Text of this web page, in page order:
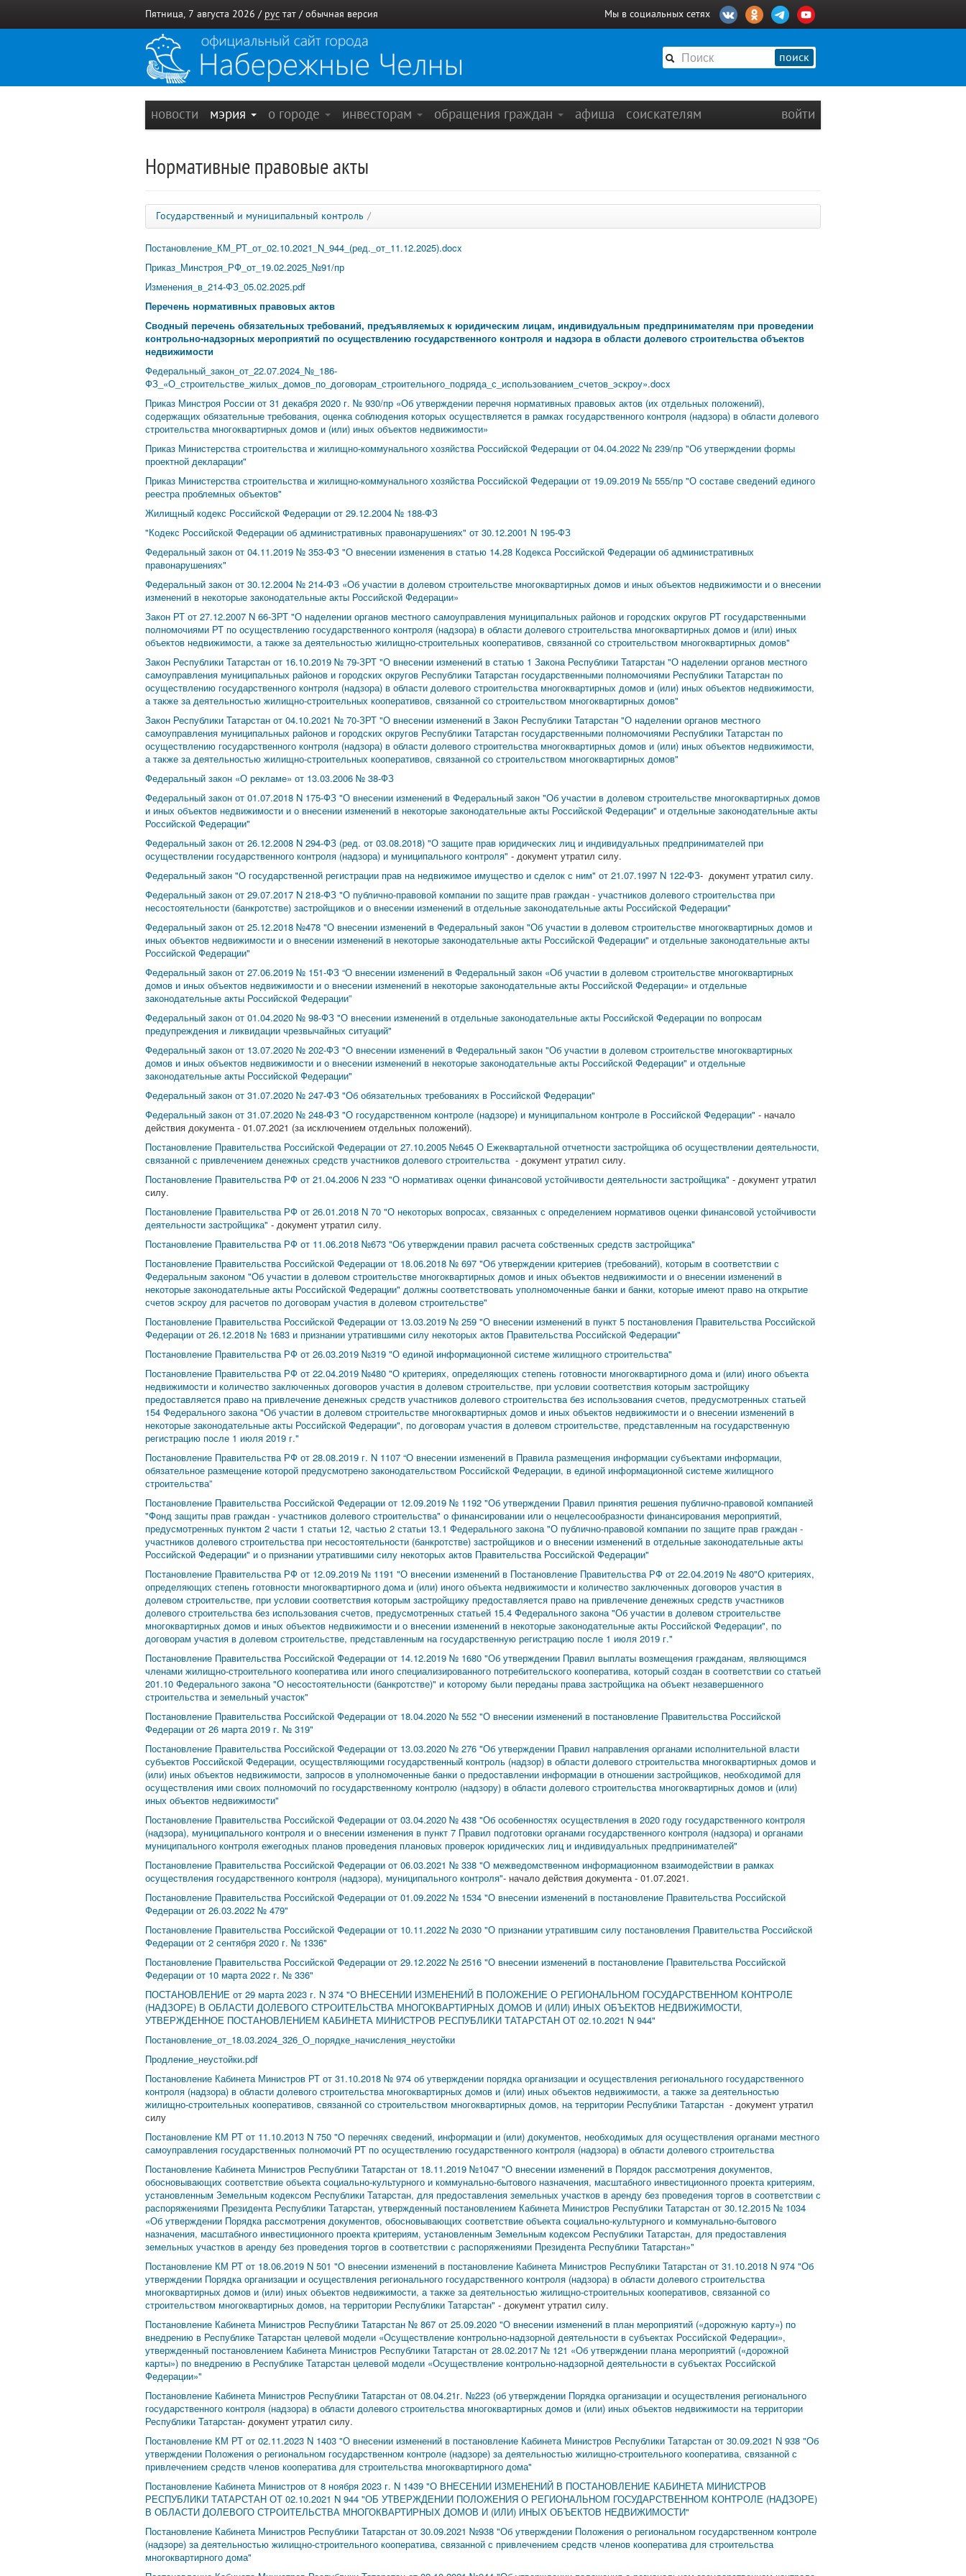
Пятница, 7 августа 2026 / рус тат / обычная версия Мы в социальных сетях
поиск
новости мэрия о городе инвесторам обращения граждан афиша соискателям войти
Нормативные правовые акты
Государственный и муниципальный контроль /
Постановление_КМ_РТ_от_02.10.2021_N_944_(ред._от_11.12.2025).docx
Приказ_Минстроя_РФ_от_19.02.2025_№91/пр
Изменения_в_214-ФЗ_05.02.2025.pdf
Перечень нормативных правовых актов
Сводный перечень обязательных требований, предъявляемых к юридическим лицам, индивидуальным предпринимателям при проведении
контрольно-надзорных мероприятий по осуществлению государственного контроля и надзора в области долевого строительства объектов
недвижимости
Федеральный_закон_от_22.07.2024_№_186-
ФЗ_«О_строительстве_жилых_домов_по_договорам_строительного_подряда_с_использованием_счетов_эскроу».docx
Приказ Минстроя России от 31 декабря 2020 г. № 930/пр «Об утверждении перечня нормативных правовых актов (их отдельных положений),
содержащих обязательные требования, оценка соблюдения которых осуществляется в рамках государственного контроля (надзора) в области долевого
строительства многоквартирных домов и (или) иных объектов недвижимости»
Приказ Министерства строительства и жилищно-коммунального хозяйства Российской Федерации от 04.04.2022 № 239/пр "Об утверждении формы
проектной декларации"
Приказ Министерства строительства и жилищно-коммунального хозяйства Российской Федерации от 19.09.2019 № 555/пр "О составе сведений единого
реестра проблемных объектов"
Жилищный кодекс Российской Федерации от 29.12.2004 № 188-ФЗ
"Кодекс Российской Федерации об административных правонарушениях" от 30.12.2001 N 195-ФЗ
Федеральный закон от 04.11.2019 № 353-ФЗ "О внесении изменения в статью 14.28 Кодекса Российской Федерации об административных
правонарушениях"
Федеральный закон от 30.12.2004 № 214-ФЗ «Об участии в долевом строительстве многоквартирных домов и иных объектов недвижимости и о внесении
изменений в некоторые законодательные акты Российской Федерации»
Закон РТ от 27.12.2007 N 66-ЗРТ "О наделении органов местного самоуправления муниципальных районов и городских округов РТ государственными
полномочиями РТ по осуществлению государственного контроля (надзора) в области долевого строительства многоквартирных домов и (или) иных
объектов недвижимости, а также за деятельностью жилищно-строительных кооперативов, связанной со строительством многоквартирных домов"
Закон Республики Татарстан от 16.10.2019 № 79-ЗРТ "О внесении изменений в статью 1 Закона Республики Татарстан "О наделении органов местного
самоуправления муниципальных районов и городских округов Республики Татарстан государственными полномочиями Республики Татарстан по
осуществлению государственного контроля (надзора) в области долевого строительства многоквартирных домов и (или) иных объектов недвижимости,
а также за деятельностью жилищно-строительных кооперативов, связанной со строительством многоквартирных домов"
Закон Республики Татарстан от 04.10.2021 № 70-ЗРТ "О внесении изменений в Закон Республики Татарстан "О наделении органов местного
самоуправления муниципальных районов и городских округов Республики Татарстан государственными полномочиями Республики Татарстан по
осуществлению государственного контроля (надзора) в области долевого строительства многоквартирных домов и (или) иных объектов недвижимости,
а также за деятельностью жилищно-строительных кооперативов, связанной со строительством многоквартирных домов"
Федеральный закон «О рекламе» от 13.03.2006 № 38-ФЗ
Федеральный закон от 01.07.2018 N 175-ФЗ "О внесении изменений в Федеральный закон "Об участии в долевом строительстве многоквартирных домов
и иных объектов недвижимости и о внесении изменений в некоторые законодательные акты Российской Федерации" и отдельные законодательные акты
Российской Федерации"
Федеральный закон от 26.12.2008 N 294-ФЗ (ред. от 03.08.2018) "О защите прав юридических лиц и индивидуальных предпринимателей при
осуществлении государственного контроля (надзора) и муниципального контроля" - документ утратил силу.
Федеральный закон "О государственной регистрации прав на недвижимое имущество и сделок с ним" от 21.07.1997 N 122-ФЗ- документ утратил силу.
Федеральный закон от 29.07.2017 N 218-ФЗ "О публично-правовой компании по защите прав граждан - участников долевого строительства при
несостоятельности (банкротстве) застройщиков и о внесении изменений в отдельные законодательные акты Российской Федерации"
Федеральный закон от 25.12.2018 №478 "О внесении изменений в Федеральный закон "Об участии в долевом строительстве многоквартирных домов и
иных объектов недвижимости и о внесении изменений в некоторые законодательные акты Российской Федерации" и отдельные законодательные акты
Российской Федерации"
Федеральный закон от 27.06.2019 № 151-ФЗ “О внесении изменений в Федеральный закон «Об участии в долевом строительстве многоквартирных
домов и иных объектов недвижимости и о внесении изменений в некоторые законодательные акты Российской Федерации» и отдельные
законодательные акты Российской Федерации”
Федеральный закон от 01.04.2020 № 98-ФЗ "О внесении изменений в отдельные законодательные акты Российской Федерации по вопросам
предупреждения и ликвидации чрезвычайных ситуаций"
Федеральный закон от 13.07.2020 № 202-ФЗ "О внесении изменений в Федеральный закон "Об участии в долевом строительстве многоквартирных
домов и иных объектов недвижимости и о внесении изменений в некоторые законодательные акты Российской Федерации" и отдельные
законодательные акты Российской Федерации"
Федеральный закон от 31.07.2020 № 247-ФЗ "Об обязательных требованиях в Российской Федерации"
Федеральный закон от 31.07.2020 № 248-ФЗ "О государственном контроле (надзоре) и муниципальном контроле в Российской Федерации" - начало
действия документа - 01.07.2021 (за исключением отдельных положений).
Постановление Правительства Российской Федерации от 27.10.2005 №645 О Ежеквартальной отчетности застройщика об осуществлении деятельности,
связанной с привлечением денежных средств участников долевого строительства- документ утратил силу.
Постановление Правительства РФ от 21.04.2006 N 233 "О нормативах оценки финансовой устойчивости деятельности застройщика" - документ утратил
силу.
Постановление Правительства РФ от 26.01.2018 N 70 "О некоторых вопросах, связанных с определением нормативов оценки финансовой устойчивости
деятельности застройщика" - документ утратил силу.
Постановление Правительства РФ от 11.06.2018 №673 "Об утверждении правил расчета собственных средств застройщика"
Постановление Правительства Российской Федерации от 18.06.2018 № 697 "Об утверждении критериев (требований), которым в соответствии с
Федеральным законом "Об участии в долевом строительстве многоквартирных домов и иных объектов недвижимости и о внесении изменений в
некоторые законодательные акты Российской Федерации" должны соответствовать уполномоченные банки и банки, которые имеют право на открытие
счетов эскроу для расчетов по договорам участия в долевом строительстве"
Постановление Правительства Российской Федерации от 13.03.2019 № 259 "О внесении изменений в пункт 5 постановления Правительства Российской
Федерации от 26.12.2018 № 1683 и признании утратившими силу некоторых актов Правительства Российской Федерации"
Постановление Правительства РФ от 26.03.2019 №319 "О единой информационной системе жилищного строительства"
Постановление Правительства РФ от 22.04.2019 №480 "О критериях, определяющих степень готовности многоквартирного дома и (или) иного объекта
недвижимости и количество заключенных договоров участия в долевом строительстве, при условии соответствия которым застройщику
предоставляется право на привлечение денежных средств участников долевого строительства без использования счетов, предусмотренных статьей
154 Федерального закона "Об участии в долевом строительстве многоквартирных домов и иных объектов недвижимости и о внесении изменений в
некоторые законодательные акты Российской Федерации", по договорам участия в долевом строительстве, представленным на государственную
регистрацию после 1 июля 2019 г."
Постановление Правительства РФ от 28.08.2019 г. N 1107 “О внесении изменений в Правила размещения информации субъектами информации,
обязательное размещение которой предусмотрено законодательством Российской Федерации, в единой информационной системе жилищного
строительства”
Постановление Правительства Российской Федерации от 12.09.2019 № 1192 "Об утверждении Правил принятия решения публично-правовой компанией
"Фонд защиты прав граждан - участников долевого строительства" о финансировании или о нецелесообразности финансирования мероприятий,
предусмотренных пунктом 2 части 1 статьи 12, частью 2 статьи 13.1 Федерального закона "О публично-правовой компании по защите прав граждан -
участников долевого строительства при несостоятельности (банкротстве) застройщиков и о внесении изменений в отдельные законодательные акты
Российской Федерации" и о признании утратившими силу некоторых актов Правительства Российской Федерации"
Постановление Правительства РФ от 12.09.2019 № 1191 "О внесении изменений в Постановление Правительства РФ от 22.04.2019 № 480"О критериях,
определяющих степень готовности многоквартирного дома и (или) иного объекта недвижимости и количество заключенных договоров участия в
долевом строительстве, при условии соответствия которым застройщику предоставляется право на привлечение денежных средств участников
долевого строительства без использования счетов, предусмотренных статьей 15.4 Федерального закона "Об участии в долевом строительстве
многоквартирных домов и иных объектов недвижимости и о внесении изменений в некоторые законодательные акты Российской Федерации", по
договорам участия в долевом строительстве, представленным на государственную регистрацию после 1 июля 2019 г."
Постановление Правительства Российской Федерации от 14.12.2019 № 1680 "Об утверждении Правил выплаты возмещения гражданам, являющимся
членами жилищно-строительного кооператива или иного специализированного потребительского кооператива, который создан в соответствии со статьей
201.10 Федерального закона "О несостоятельности (банкротстве)" и которому были переданы права застройщика на объект незавершенного
строительства и земельный участок"
Постановление Правительства Российской Федерации от 18.04.2020 № 552 "О внесении изменений в постановление Правительства Российской
Федерации от 26 марта 2019 г. № 319"
Постановление Правительства Российской Федерации от 13.03.2020 № 276 "Об утверждении Правил направления органами исполнительной власти
субъектов Российской Федерации, осуществляющими государственный контроль (надзор) в области долевого строительства многоквартирных домов и
(или) иных объектов недвижимости, запросов в уполномоченные банки о предоставлении информации в отношении застройщиков, необходимой для
осуществления ими своих полномочий по государственному контролю (надзору) в области долевого строительства многоквартирных домов и (или)
иных объектов недвижимости"
Постановление Правительства Российской Федерации от 03.04.2020 № 438 "Об особенностях осуществления в 2020 году государственного контроля
(надзора), муниципального контроля и о внесении изменения в пункт 7 Правил подготовки органами государственного контроля (надзора) и органами
муниципального контроля ежегодных планов проведения плановых проверок юридических лиц и индивидуальных предпринимателей"
Постановление Правительства Российской Федерации от 06.03.2021 № 338 "О межведомственном информационном взаимодействии в рамках
осуществления государственного контроля (надзора), муниципального контроля"- начало действия документа - 01.07.2021.
Постановление Правительства Российской Федерации от 01.09.2022 № 1534 "О внесении изменений в постановление Правительства Российской
Федерации от 26.03.2022 № 479"
Постановление Правительства Российской Федерации от 10.11.2022 № 2030 "О признании утратившим силу постановления Правительства Российской
Федерации от 2 сентября 2020 г. № 1336"
Постановление Правительства Российской Федерации от 29.12.2022 № 2516 "О внесении изменений в постановление Правительства Российской
Федерации от 10 марта 2022 г. № 336"
ПОСТАНОВЛЕНИЕ от 29 марта 2023 г. N 374 "О ВНЕСЕНИИ ИЗМЕНЕНИЙ В ПОЛОЖЕНИЕ О РЕГИОНАЛЬНОМ ГОСУДАРСТВЕННОМ КОНТРОЛЕ
(НАДЗОРЕ) В ОБЛАСТИ ДОЛЕВОГО СТРОИТЕЛЬСТВА МНОГОКВАРТИРНЫХ ДОМОВ И (ИЛИ) ИНЫХ ОБЪЕКТОВ НЕДВИЖИМОСТИ,
УТВЕРЖДЕННОЕ ПОСТАНОВЛЕНИЕМ КАБИНЕТА МИНИСТРОВ РЕСПУБЛИКИ ТАТАРСТАН ОТ 02.10.2021 N 944"
Постановление_от_18.03.2024_326_О_порядке_начисления_неустойки
Продление_неустойки.pdf
Постановление Кабинета Министров РТ от 31.10.2018 № 974 об утверждении порядка организации и осуществления регионального государственного
контроля (надзора) в области долевого строительства многоквартирных домов и (или) иных объектов недвижимости, а также за деятельностью
жилищно-строительных кооперативов, связанной со строительством многоквартирных домов, на территории Республики Татарстан - документ утратил
силу
Постановление КМ РТ от 11.10.2013 N 750 "О перечнях сведений, информации и (или) документов, необходимых для осуществления органами местного
самоуправления государственных полномочий РТ по осуществлению государственного контроля (надзора) в области долевого строительства
Постановление Кабинета Министров Республики Татарстан от 18.11.2019 №1047 "О внесении изменений в Порядок рассмотрения документов,
обосновывающих соответствие объекта социально-культурного и коммунально-бытового назначения, масштабного инвестиционного проекта критериям,
установленным Земельным кодексом Республики Татарстан, для предоставления земельных участков в аренду без проведения торгов в соответствии с
распоряжениями Президента Республики Татарстан, утвержденный постановлением Кабинета Министров Республики Татарстан от 30.12.2015 № 1034
«Об утверждении Порядка рассмотрения документов, обосновывающих соответствие объекта социально-культурного и коммунально-бытового
назначения, масштабного инвестиционного проекта критериям, установленным Земельным кодексом Республики Татарстан, для предоставления
земельных участков в аренду без проведения торгов в соответствии с распоряжениями Президента Республики Татарстан»"
Постановление КМ РТ от 18.06.2019 N 501 "О внесении изменений в постановление Кабинета Министров Республики Татарстан от 31.10.2018 N 974 "Об
утверждении Порядка организации и осуществления регионального государственного контроля (надзора) в области долевого строительства
многоквартирных домов и (или) иных объектов недвижимости, а также за деятельностью жилищно-строительных кооперативов, связанной со
строительством многоквартирных домов, на территории Республики Татарстан" - документ утратил силу.
Постановление Кабинета Министров Республики Татарстан № 867 от 25.09.2020 "О внесении изменений в план мероприятий («дорожную карту») по
внедрению в Республике Татарстан целевой модели «Осуществление контрольно-надзорной деятельности в субъектах Российской Федерации»,
утвержденный постановлением Кабинета Министров Республики Татарстан от 28.02.2017 № 121 «Об утверждении плана мероприятий («дорожной
карты») по внедрению в Республике Татарстан целевой модели «Осуществление контрольно-надзорной деятельности в субъектах Российской
Федерации»"
Постановление Кабинета Министров Республики Татарстан от 08.04.21г. №223 (об утверждении Порядка организации и осуществления регионального
государственного контроля (надзора) в области долевого строительства многоквартирных домов и (или) иных объектов недвижимости на территории
Республики Татарстан- документ утратил силу.
Постановление КМ РТ от 02.11.2023 N 1403 "О внесении изменений в постановление Кабинета Министров Республики Татарстан от 30.09.2021 N 938 "Об
утверждении Положения о региональном государственном контроле (надзоре) за деятельностью жилищно-строительного кооператива, связанной с
привлечением средств членов кооператива для строительства многоквартирного дома"
Постановление Кабинета Министров от 8 ноября 2023 г. N 1439 "О ВНЕСЕНИИ ИЗМЕНЕНИЙ В ПОСТАНОВЛЕНИЕ КАБИНЕТА МИНИСТРОВ
РЕСПУБЛИКИ ТАТАРСТАН ОТ 02.10.2021 N 944 "ОБ УТВЕРЖДЕНИИ ПОЛОЖЕНИЯ О РЕГИОНАЛЬНОМ ГОСУДАРСТВЕННОМ КОНТРОЛЕ (НАДЗОРЕ)
В ОБЛАСТИ ДОЛЕВОГО СТРОИТЕЛЬСТВА МНОГОКВАРТИРНЫХ ДОМОВ И (ИЛИ) ИНЫХ ОБЪЕКТОВ НЕДВИЖИМОСТИ"
Постановление Кабинета Министров Республики Татарстан от 30.09.2021 №938 "Об утверждении Положения о региональном государственном контроле
(надзоре) за деятельностью жилищно-строительного кооператива, связанной с привлечением средств членов кооператива для строительства
многоквартирного дома"